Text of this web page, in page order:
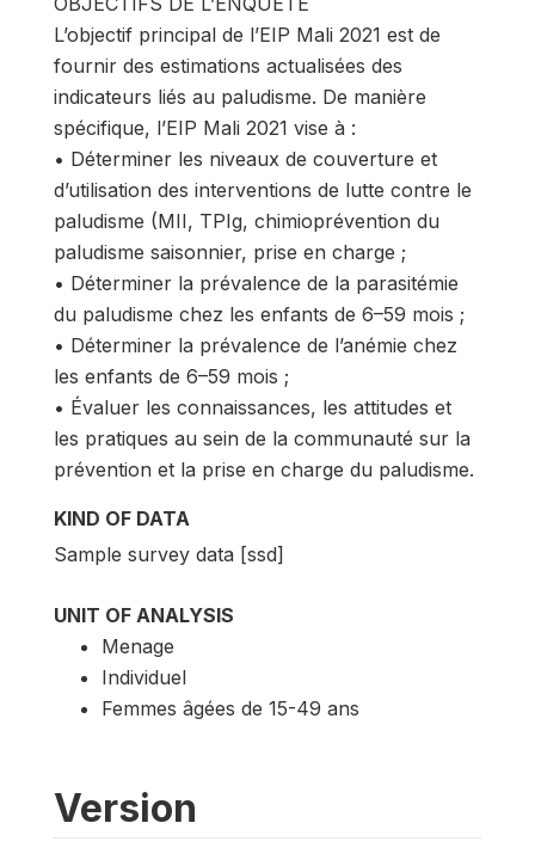
L’objectif principal de l’EIP Mali 2021 est de
fournir des estimations actualisées des
indicateurs liés au paludisme. De manière
spécifique, l’EIP Mali 2021 vise à :
• Déterminer les niveaux de couverture et
d’utilisation des interventions de lutte contre le
paludisme (MII, TPIg, chimioprévention du
paludisme saisonnier, prise en charge ;
• Déterminer la prévalence de la parasitémie
du paludisme chez les enfants de 6–59 mois ;
• Déterminer la prévalence de l’anémie chez
les enfants de 6–59 mois ;
• Évaluer les connaissances, les attitudes et
les pratiques au sein de la communauté sur la
prévention et la prise en charge du paludisme.
KIND OF DATA
Sample survey data [ssd]
UNIT OF ANALYSIS
Menage
Individuel
Femmes âgées de 15-49 ans
Version